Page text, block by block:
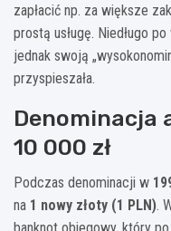
zapłacić np. za większe
prostą usługę. Niedługo
jednak swoją
przyspieszała.
Denominacja
10 000 zł
Podczas denominacji w
na 1 nowy złoty (1 PLN).